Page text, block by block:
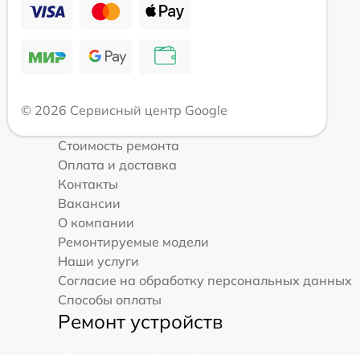
© 2026 Сервисный центр Google
Стоимость ремонта
Оплата и доставка
Контакты
Вакансии
О компании
Ремонтируемые модели
Наши услуги
Согласие на обработку персональных данных
Способы оплаты
Ремонт устройств